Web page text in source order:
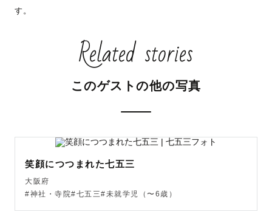
🉐８・9月　指名料割引いたします🍉
まだまだ暑い時期の撮影は、
また、ロケーション撮影の場合はなるべく短いお時間で、
ディに、外撮影を楽しみましょう！
この暑い時期に撮影いただく皆様に向けて、
す。
Related stories
このゲストの他の写真
笑顔につつまれた七五三
大阪府
#神社・寺院#七五三#未就学児（〜6歳）